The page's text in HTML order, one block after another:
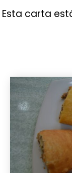
Esta carta